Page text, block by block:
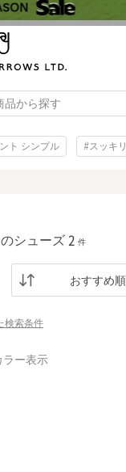
品から探す
ト シンプル #スッキリ
シューズ 2 件
おすすめ順
検索条件
ラー表示